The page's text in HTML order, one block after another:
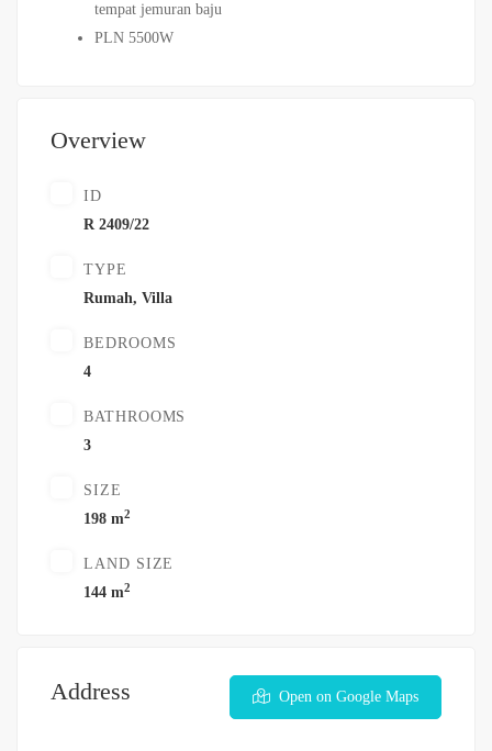
tempat jemuran baju
PLN 5500W
Overview
ID
R 2409/22
TYPE
Rumah, Villa
BEDROOMS
4
BATHROOMS
3
SIZE
198 m2
LAND SIZE
144 m2
Address Open on Google Maps